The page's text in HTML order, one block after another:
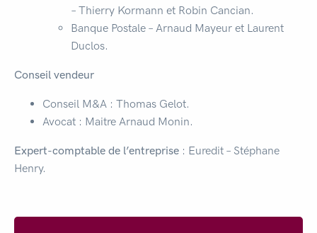
– Thierry Kormann et Robin Cancian.
Banque Postale – Arnaud Mayeur et Laurent
Duclos.
Conseil vendeur
Conseil M&A : Thomas Gelot.
Avocat : Maitre Arnaud Monin.
Expert-comptable de l’entreprise : Euredit – Stéphane
Henry.